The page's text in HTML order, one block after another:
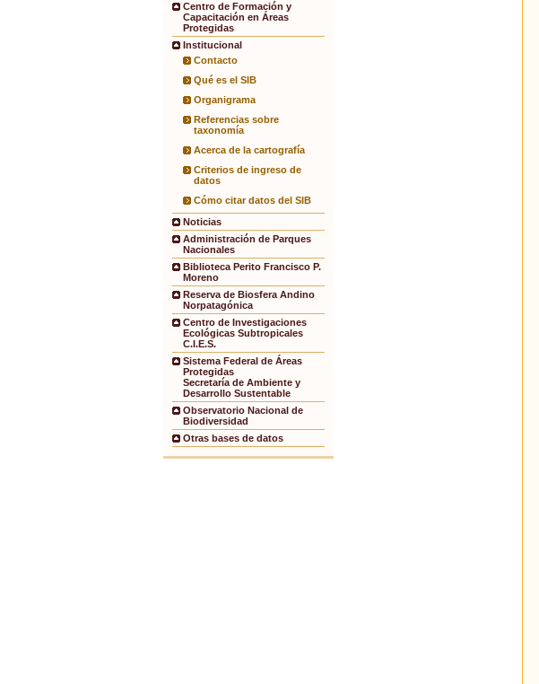
Centro de Formación y
Capacitación en Áreas
Protegidas
Institucional
Contacto
Qué es el SIB
Organigrama
Referencias sobre
taxonomía
Acerca de la cartografía
Criterios de ingreso de
datos
Cómo citar datos del SIB
Noticias
Administración de Parques
Nacionales
Biblioteca Perito Francisco P.
Moreno
Reserva de Biosfera Andino
Norpatagónica
Centro de Investigaciones
Ecológicas Subtropicales
C.I.E.S.
Sistema Federal de Áreas
Protegidas
Secretaría de Ambiente y
Desarrollo Sustentable
Observatorio Nacional de
Biodiversidad
Otras bases de datos